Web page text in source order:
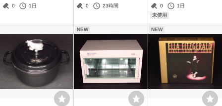
0
1日
0
23時間
0
1日
未使用
NEW NEW